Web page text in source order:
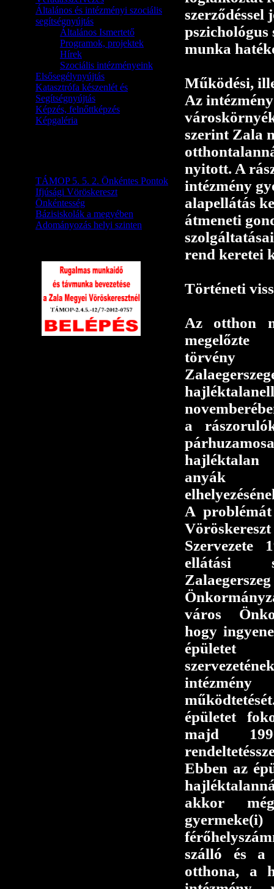
Általános és intézményi szociális
segítségnyújtás
Általános Ismertető
Programok, projektek
Hírek
Szociális intézményeink
Elsősegélynyújtás
Katasztrófa készenlét és
Segítségnyújtás
Képzés, felnőttképzés
Képgaléria
TÁMOP 5. 5. 2. Önkéntes Pontok
Ifjúsági Vöröskereszt
Önkéntesség
Bázisiskolák a megyében
Adományozás helyi szinten
szerződéssel
pszichológus
munka
Működési,
Az
szerint Zala
nyitott. A
intézmény
alapellátás
átmeneti
rend keretei
Történeti
Az otthon
megelőzte
törvény
a
anyák
A
Szervezete
ellátási
város
hogy
épületet
épületet
majd
Ebben az
akkor
szálló és a
otthona, a